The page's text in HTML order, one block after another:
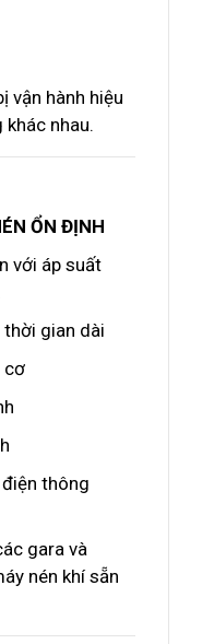
vận hành hiệu
nhau.
ỔN ĐỊNH
với áp suất
gian dài
cơ
thông
gara và
nén khí sẵn